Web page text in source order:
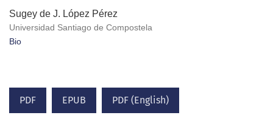
Sugey de J. López Pérez
Universidad Santiago de Compostela
Bio
PDF EPUB PDF (English)